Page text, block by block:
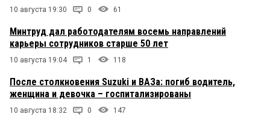
10 августа 19:30 0 61
Минтруд дал работодателям восемь направлений
карьеры сотрудников старше 50 лет
10 августа 19:04 1 118
После столкновения Suzuki и ВАЗа: погиб водитель,
женщина и девочка – госпитализированы
10 августа 18:32 0 147